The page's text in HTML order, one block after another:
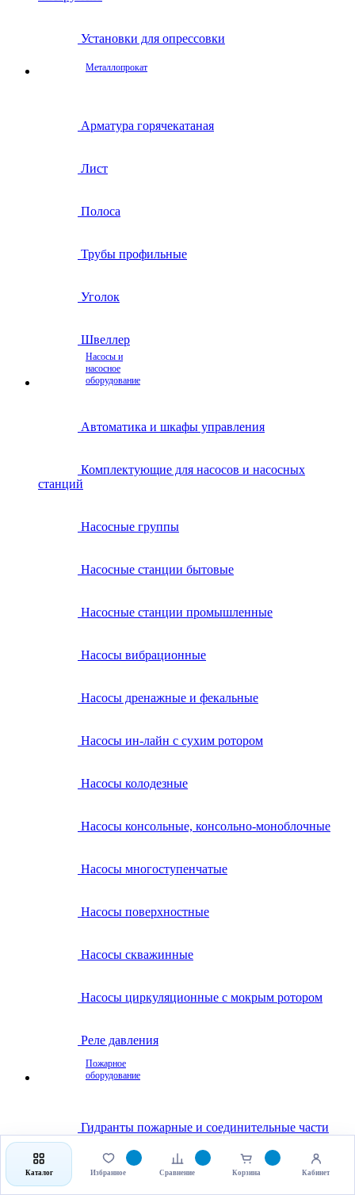
Установки для опрессовки
Металлопрокат
Арматура горячекатаная
Лист
Полоса
Трубы профильные
Уголок
Швеллер
Насосы и
насосное
оборудование
Автоматика и шкафы управления
Комплектующие для насосов и насосных
станций
Насосные группы
Насосные станции бытовые
Насосные станции промышленные
Насосы вибрационные
Насосы дренажные и фекальные
Насосы ин-лайн с сухим ротором
Насосы колодезные
Насосы консольные, консольно-моноблочные
Насосы многоступенчатые
Насосы поверхностные
Насосы скважинные
Насосы циркуляционные с мокрым ротором
Реле давления
Пожарное
оборудование
Гидранты пожарные и соединительные части
Клапаны пожарные
Каталог Избранное Сравнение Корзина Кабинет